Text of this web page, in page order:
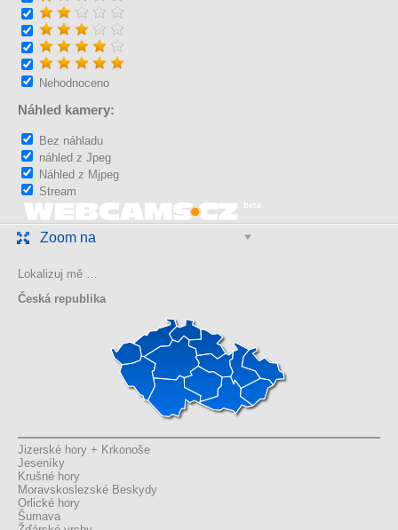
Nehodnoceno
Náhled kamery:
Bez náhladu
náhled z Jpeg
Náhled z Mjpeg
Stream
Zoom na
Lokalizuj mě …
Česká republika
Jizerské hory + Krkonoše
Jeseníky
Krušné hory
Moravskoslezské Beskydy
Orlické hory
Šumava